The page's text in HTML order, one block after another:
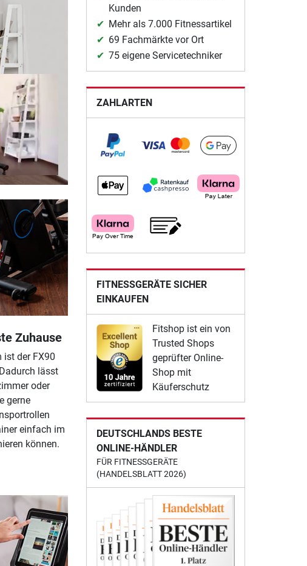
Zuhause
ist der FX90
lässt
oder
gerne
einfach im
können.
Kunden
Mehr als 7.000 Fitnessartikel
69 Fachmärkte vor Ort
75 eigene Servicetechniker
ZAHLARTEN
FITNESSGERÄTE SICHER
EINKAUFEN
Fitshop ist ein von
Trusted Shops
geprüfter Online-
Shop mit
Käuferschutz
DEUTSCHLANDS BESTE
ONLINE-HÄNDLER
FÜR FITNESSGERÄTE
(HANDELSBLATT 2026)